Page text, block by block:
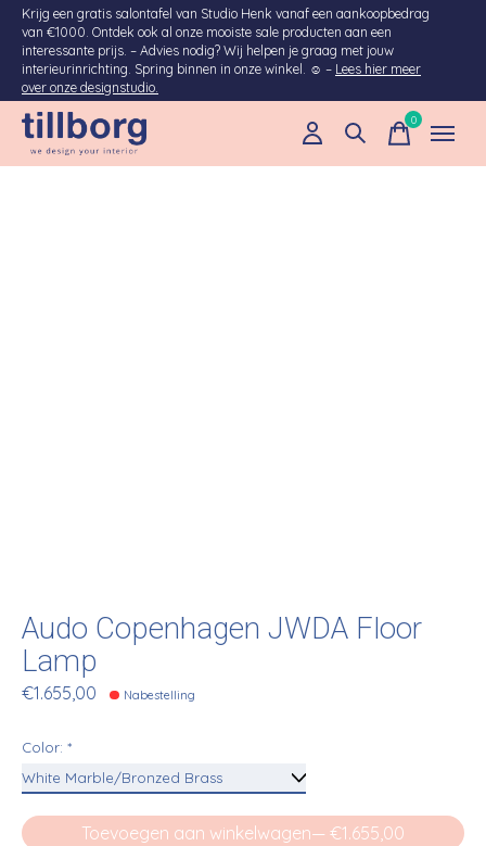
Krijg een gratis salontafel van Studio Henk vanaf een aankoopbedrag
van €1000. Ontdek ook al onze mooiste sale producten aan een
interessante prijs. – Advies nodig? Wij helpen je graag met jouw
interieurinrichting. Spring binnen in onze winkel. ☺ – Lees hier meer
over onze designstudio.
0items
Audo Copenhagen JWDA Floor
Lamp
€1.655,00 Nabestelling
Color: *
Toevoegen aan winkelwagen
— €1.655,00